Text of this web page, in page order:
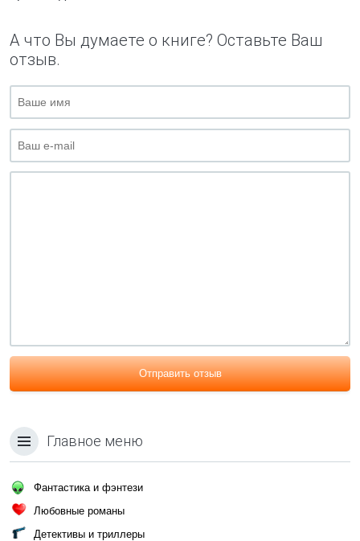
А что Вы думаете о книге? Оставьте Ваш
отзыв.
Отправить отзыв
Главное меню
Фантастика и фэнтези
Любовные романы
Детективы и триллеры